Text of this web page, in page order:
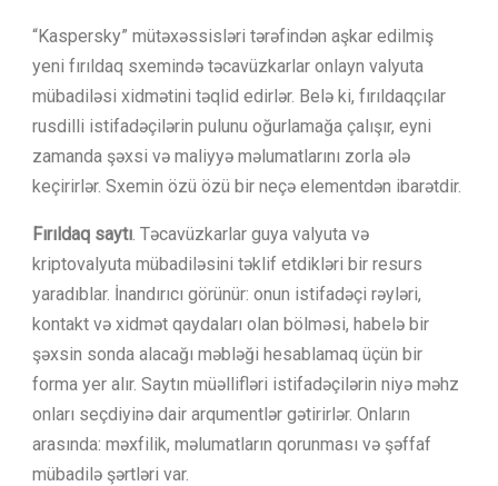
“Kaspersky” mütəxəssisləri tərəfindən aşkar edilmiş
yeni fırıldaq sxemində təcavüzkarlar onlayn valyuta
mübadiləsi xidmətini təqlid edirlər. Belə ki, fırıldaqçılar
rusdilli istifadəçilərin pulunu oğurlamağa çalışır, eyni
zamanda şəxsi və maliyyə məlumatlarını zorla ələ
keçirirlər. Sxemin özü özü bir neçə elementdən ibarətdir.
Fırıldaq saytı . Təcavüzkarlar guya valyuta və
kriptovalyuta mübadiləsini təklif etdikləri bir resurs
yaradıblar. İnandırıcı görünür: onun istifadəçi rəyləri,
kontakt və xidmət qaydaları olan bölməsi, habelə bir
şəxsin sonda alacağı məbləği hesablamaq üçün bir
forma yer alır. Saytın müəllifləri istifadəçilərin niyə məhz
onları seçdiyinə dair arqumentlər gətirirlər. Onların
arasında: məxfilik, məlumatların qorunması və şəffaf
mübadilə şərtləri var.